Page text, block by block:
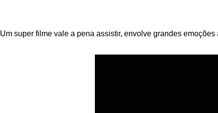
Um super filme vale a pena assistir, envolve grandes emoções